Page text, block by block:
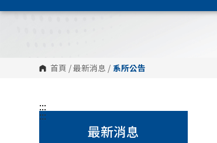
首頁 /最新消息 / 系所公告
:::
最新消息
:::